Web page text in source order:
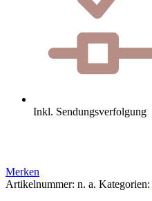
Inkl. Sendungsverfolgung
Merken
Artikelnummer: n. a. Kategorien: